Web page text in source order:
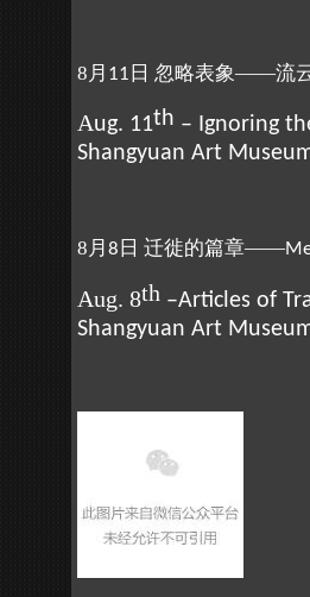
8月 11 日 忽略表象——流
Aug. 11th – Ignoring
Shangyuan Art
8月 8 日 迁徙的篇章——
Aug. 8th –Articles of
Shangyuan Art